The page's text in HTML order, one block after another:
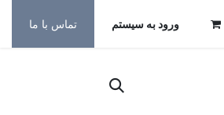
ورود به سیستم تماس با ما